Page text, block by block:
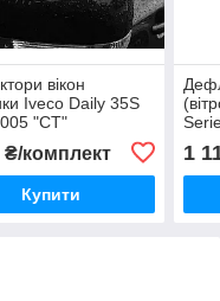
вікон
Iveco Daily 35S
"CT"
₴/комплект
Купити
1